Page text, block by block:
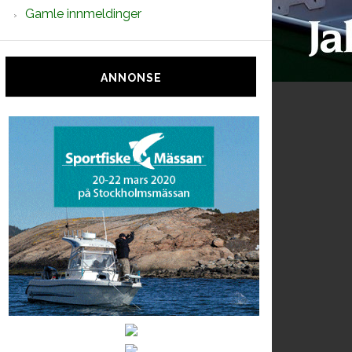
Gamle innmeldinger
ANNONSE